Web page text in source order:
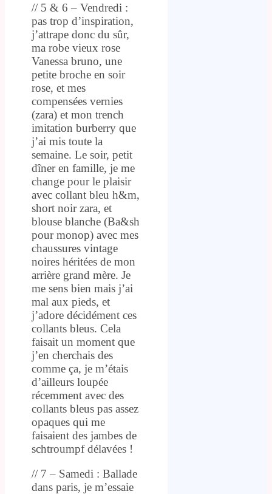
// 5 & 6 – Vendredi :
pas trop d’inspiration,
j’attrape donc du sûr,
ma robe vieux rose
Vanessa bruno, une
petite broche en soir
rose, et mes
compensées vernies
(zara) et mon trench
imitation burberry que
j’ai mis toute la
semaine. Le soir, petit
dîner en famille, je me
change pour le plaisir
avec collant bleu h&m,
short noir zara, et
blouse blanche (Ba&sh
pour monop) avec mes
chaussures vintage
noires héritées de mon
arrière grand mère. Je
me sens bien mais j’ai
mal aux pieds, et
j’adore décidément ces
collants bleus. Cela
faisait un moment que
j’en cherchais des
comme ça, je m’étais
d’ailleurs loupée
récemment avec des
collants bleus pas assez
opaques qui me
faisaient des jambes de
schtroumpf délavées !
// 7 – Samedi : Ballade
dans paris, je m’essaie